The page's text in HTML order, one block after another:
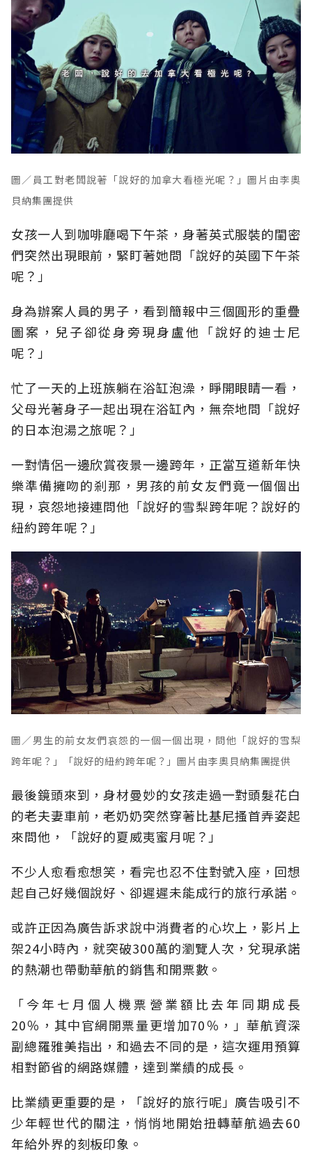
圖／員工對老闆說著「說好的加拿大看極光呢？」圖片由李奧
貝納集團提供
女孩一人到咖啡廳喝下午茶，身著英式服裝的閨密
們突然出現眼前，緊盯著她問「說好的英國下午茶
呢？」
身為辦案人員的男子，看到簡報中三個圓形的重疊
圖案，兒子卻從身旁現身盧他「說好的迪士尼
呢？」
忙了一天的上班族躺在浴缸泡澡，睜開眼睛一看，
父母光著身子一起出現在浴缸內，無奈地問「說好
的日本泡湯之旅呢？」
一對情侶一邊欣賞夜景一邊跨年，正當互道新年快
樂準備擁吻的剎那，男孩的前女友們竟一個個出
現，哀怨地接連問他「說好的雪梨跨年呢？說好的
紐約跨年呢？」
圖／男生的前女友們哀怨的一個一個出現，問他「說好的雪梨
跨年呢？」「說好的紐約跨年呢？」圖片由李奧貝納集團提供
最後鏡頭來到，身材曼妙的女孩走過一對頭髮花白
的老夫妻車前，老奶奶突然穿著比基尼搔首弄姿起
來問他，「說好的夏威夷蜜月呢？」
不少人愈看愈想笑，看完也忍不住對號入座，回想
起自己好幾個說好、卻遲遲未能成行的旅行承諾。
或許正因為廣告訴求說中消費者的心坎上，影片上
架24小時內，就突破300萬的瀏覽人次，兌現承諾
的熱潮也帶動華航的銷售和開票數。
「今年七月個人機票營業額比去年同期成長
20％，其中官網開票量更增加70％，」華航資深
副總羅雅美指出，和過去不同的是，這次運用預算
相對節省的網路媒體，達到業績的成長。
比業績更重要的是，「說好的旅行呢」廣告吸引不
少年輕世代的關注，悄悄地開始扭轉華航過去60
年給外界的刻板印象。